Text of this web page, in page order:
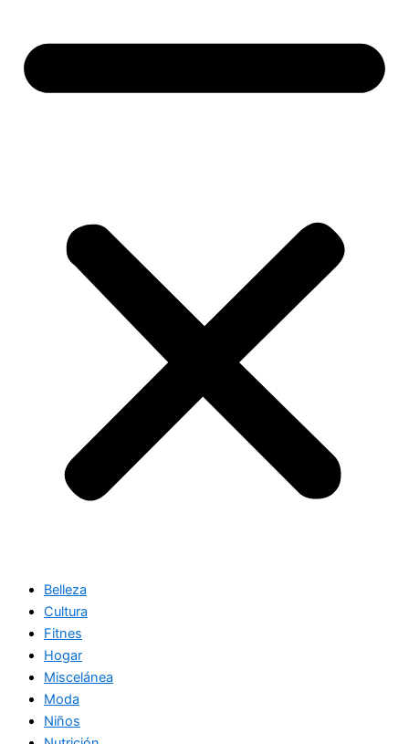
Belleza
Cultura
Fitnes
Hogar
Miscelánea
Moda
Niños